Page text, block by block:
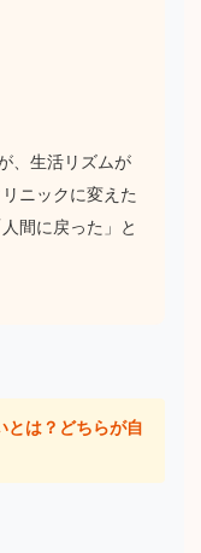
、生活リズムが
ニックに変えた
間に戻った」と
とは？どちらが自